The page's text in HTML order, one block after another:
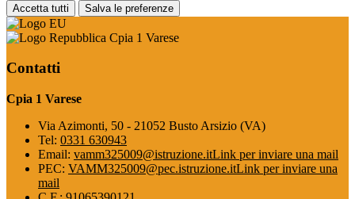
Accetta tutti Salva le preferenze
Cpia 1 Varese
Contatti
Cpia 1 Varese
Via Azimonti, 50 - 21052 Busto Arsizio (VA)
Tel: 0331 630943
Email: vamm325009@istruzione.itLink per inviare una mail
PEC: VAMM325009@pec.istruzione.itLink per inviare una
mail